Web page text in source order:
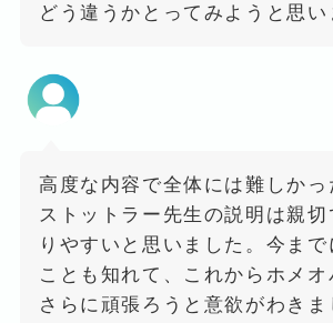
どう違うかとってみようと思い
高度な内容で全体には難しかっ
ストットラー先生の説明は親
りやすいと思いました。今ま
ことも知れて、これからホメ
さらに頑張ろうと意欲がわきま